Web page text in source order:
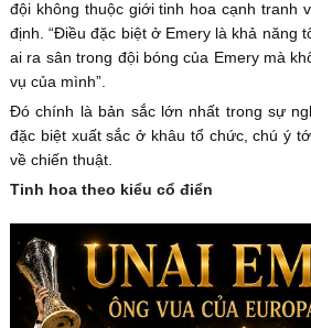
đội không thuộc giới tinh hoa cạnh tranh
định. “Điều đặc biệt ở Emery là khả năng
ai ra sân trong đội bóng của Emery mà
vụ của mình”.
Đó chính là bản sắc lớn nhất trong sự
đặc biệt xuất sắc ở khâu tổ chức, chú ý
về chiến thuật.
Tinh hoa theo kiểu cổ điển